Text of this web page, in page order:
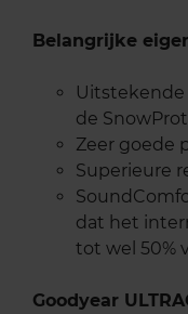
Belangrijke
Uitstekende
de
Zeer goede
Superieure
dat het
tot wel 50%
Goodyear